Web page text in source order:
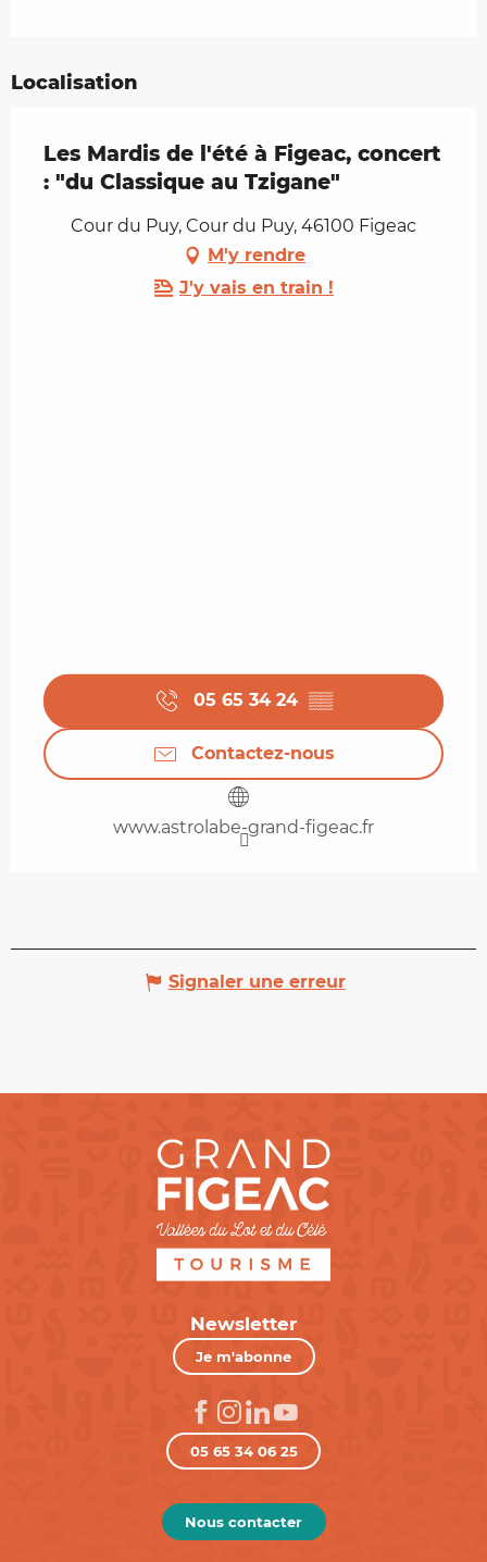
Localisation
Les Mardis de l'été à Figeac, concert
: "du Classique au Tzigane"
Cour du Puy, Cour du Puy, 46100 Figeac
M'y rendre
J'y vais en train !
05 65 34 24 ▒▒
Contactez-nous
www.astrolabe-grand-figeac.fr
Signaler une erreur
Newsletter
Je m'abonne
05 65 34 06 25
Nous contacter